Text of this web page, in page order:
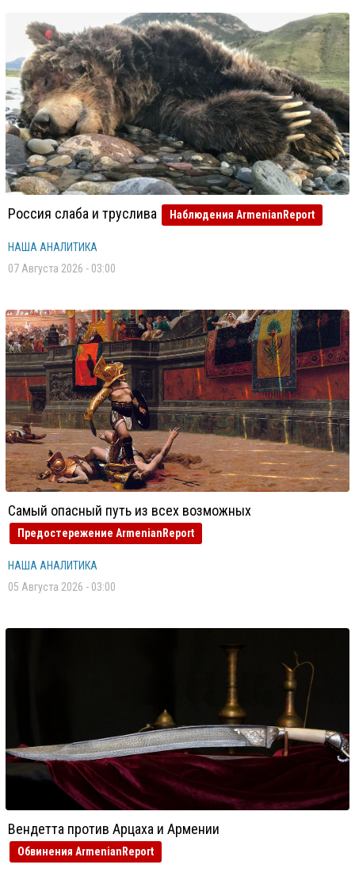
Россия слаба и труслива Наблюдения ArmenianReport
НАША АНАЛИТИКА
07 Августа 2026 - 03:00
Самый опасный путь из всех возможных
Предостережение ArmenianReport
НАША АНАЛИТИКА
05 Августа 2026 - 03:00
Вендетта против Арцаха и Армении
Обвинения ArmenianReport